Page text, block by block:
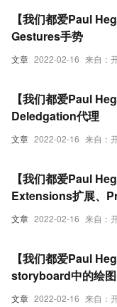
文章 2022-02-16 来自：
【我们都爱Paul
Gestures手势
文章 2022-02-16 来自：
【我们都爱Paul
Deledgation代理
文章 2022-02-16 来自：
【我们都爱Paul
Extensions扩展、
文章 2022-02-16 来自：
【我们都爱Paul
storyboard中的绘